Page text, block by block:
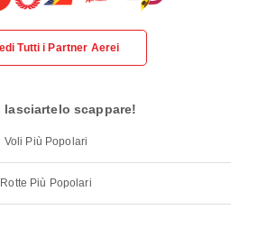
Tutti i Partner Aerei
lasciartelo scappare!
Voli Più Popolari
Rotte Più Popolari